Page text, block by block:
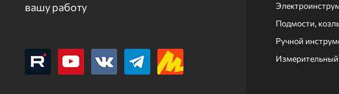
вашу работу
Подмости,
Ручной